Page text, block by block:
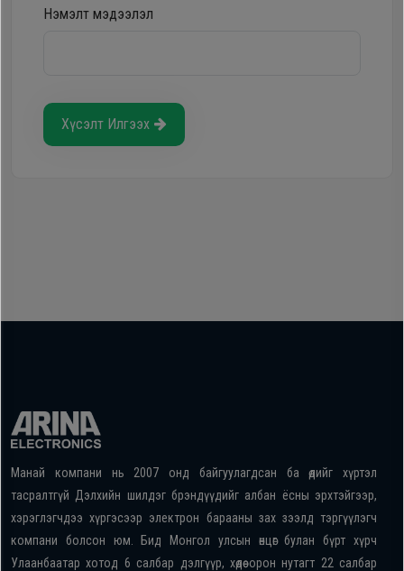
Нэмэлт мэдээлэл
Хүсэлт Илгээх
Манай компани нь 2007 онд байгуулагдсан ба өдийг хүртэл
тасралтгүй Дэлхийн шилдэг брэндүүдийг албан ёсны эрхтэйгээр,
хэрэглэгчдээ хүргэсээр электрон барааны зах зээлд тэргүүлэгч
компани болсон юм. Бид Монгол улсын өнцөг булан бүрт хүрч
Улаанбаатар хотод 6 салбар дэлгүүр, хөдөө орон нутагт 22 салбар